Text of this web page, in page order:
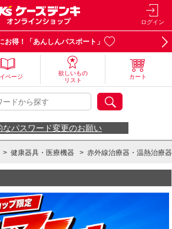
ログイン
お得！「あんしんパスポート」
ページ
欲しいもの
リスト
カート
なパスワード変更のお願い
> 健康器具・医療機器 > 赤外線治療器・温熱治療器